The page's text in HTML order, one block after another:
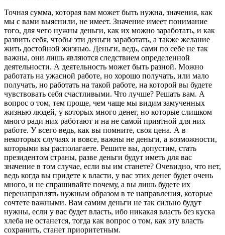
Точная сумма, которая вам может быть нужна, значения, как
мы с вами выяснили, не имеет. Значение имеет понимание
того, для чего нужны деньги, как их можно заработать, и как
развить себя, чтобы эти деньги заработать, а также желание
жить достойной жизнью. Деньги, ведь, сами по себе не так
важны, они лишь являются следствием определенной
деятельности. А деятельность может быть разной. Можно
работать на ужасной работе, но хорошо получать, или мало
получать, но работать на такой работе, на которой вы будете
чувствовать себя счастливыми. Что лучше? Решать вам. А
вопрос о том, тем проще, чем чаще мы видим замученных
жизнью людей, у которых много денег, но которые слишком
много ради них работают и на не самой приятной для них
работе. У всего ведь, как вы помните, своя цена. А в
некоторых случаях и вовсе, важны не деньги, а возможности,
которыми вы располагаете. Решите вы, допустим, стать
президентом страны, разве деньги будут иметь для вас
значение в том случае, если вы им станете? Очевидно, что нет,
ведь когда вы придете к власти, у вас этих денег будет очень
много, и не спрашивайте почему, а вы лишь будете их
перенаправлять нужным образом в те направления, которые
сочтете важными. Вам самим деньги не так сильно будут
нужны, если у вас будет власть, ибо никакая власть без куска
хлеба не останется, тогда как вопрос о том, как эту власть
сохранить, станет приоритетным.